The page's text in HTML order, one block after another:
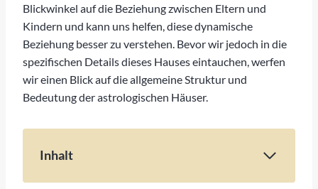
Blickwinkel auf die Beziehung zwischen Eltern und
Kindern und kann uns helfen, diese dynamische
Beziehung besser zu verstehen. Bevor wir jedoch in die
spezifischen Details dieses Hauses eintauchen, werfen
wir einen Blick auf die allgemeine Struktur und
Bedeutung der astrologischen Häuser.
Inhalt